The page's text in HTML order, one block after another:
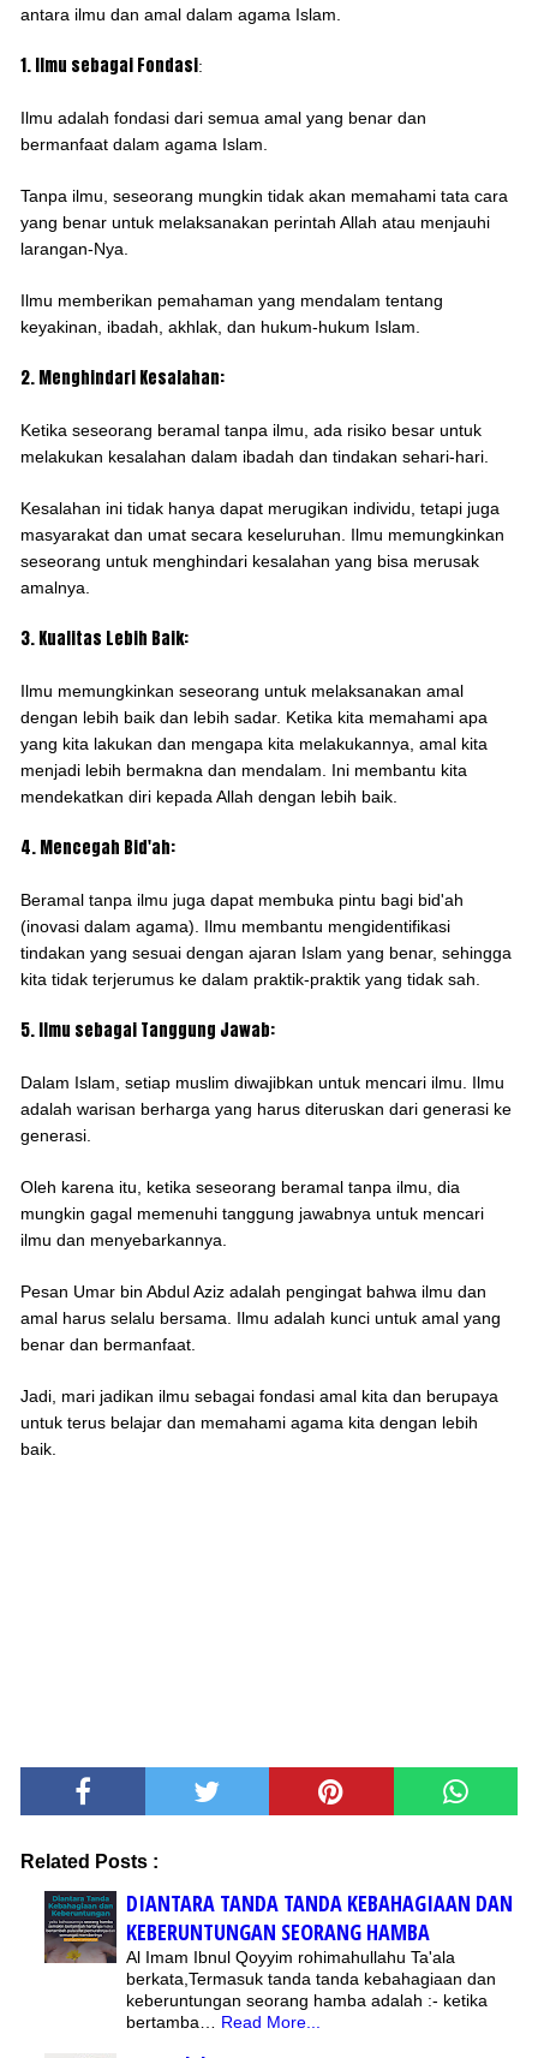
antara ilmu dan amal dalam agama Islam.
1. Ilmu sebagai Fondasi:
Ilmu adalah fondasi dari semua amal yang benar dan
bermanfaat dalam agama Islam.
Tanpa ilmu, seseorang mungkin tidak akan memahami tata cara
yang benar untuk melaksanakan perintah Allah atau menjauhi
larangan-Nya.
Ilmu memberikan pemahaman yang mendalam tentang
keyakinan, ibadah, akhlak, dan hukum-hukum Islam.
2. Menghindari Kesalahan:
Ketika seseorang beramal tanpa ilmu, ada risiko besar untuk
melakukan kesalahan dalam ibadah dan tindakan sehari-hari.
Kesalahan ini tidak hanya dapat merugikan individu, tetapi juga
masyarakat dan umat secara keseluruhan. Ilmu memungkinkan
seseorang untuk menghindari kesalahan yang bisa merusak
amalnya.
3. Kualitas Lebih Baik:
Ilmu memungkinkan seseorang untuk melaksanakan amal
dengan lebih baik dan lebih sadar. Ketika kita memahami apa
yang kita lakukan dan mengapa kita melakukannya, amal kita
menjadi lebih bermakna dan mendalam. Ini membantu kita
mendekatkan diri kepada Allah dengan lebih baik.
4. Mencegah Bid'ah:
Beramal tanpa ilmu juga dapat membuka pintu bagi bid'ah
(inovasi dalam agama). Ilmu membantu mengidentifikasi
tindakan yang sesuai dengan ajaran Islam yang benar, sehingga
kita tidak terjerumus ke dalam praktik-praktik yang tidak sah.
5. Ilmu sebagai Tanggung Jawab:
Dalam Islam, setiap muslim diwajibkan untuk mencari ilmu. Ilmu
adalah warisan berharga yang harus diteruskan dari generasi ke
generasi.
Oleh karena itu, ketika seseorang beramal tanpa ilmu, dia
mungkin gagal memenuhi tanggung jawabnya untuk mencari
ilmu dan menyebarkannya.
Pesan Umar bin Abdul Aziz adalah pengingat bahwa ilmu dan
amal harus selalu bersama. Ilmu adalah kunci untuk amal yang
benar dan bermanfaat.
Jadi, mari jadikan ilmu sebagai fondasi amal kita dan berupaya
untuk terus belajar dan memahami agama kita dengan lebih
baik.
Related Posts :
DIANTARA TANDA TANDA KEBAHAGIAAN DAN
KEBERUNTUNGAN SEORANG HAMBA
Al Imam Ibnul Qoyyim rohimahullahu Ta'ala
berkata,Termasuk tanda tanda kebahagiaan dan
keberuntungan seorang hamba adalah :- ketika
bertamba… Read More...